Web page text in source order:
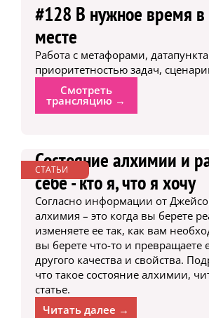
#128 В нужное время
месте
Работа с метафорами,
приоритетностью задач,
Смотреть
трансляцию →
СТАТЬИ
Состояние алхимии и
себе - кто я, что я хочу
Согласно информации от
алхимия – это когда вы берете
изменяете ее так, как вам
вы берете что-то и превращаете
другого качества и свойства.
что такое состояние алхимии,
статье.
Читать далее →